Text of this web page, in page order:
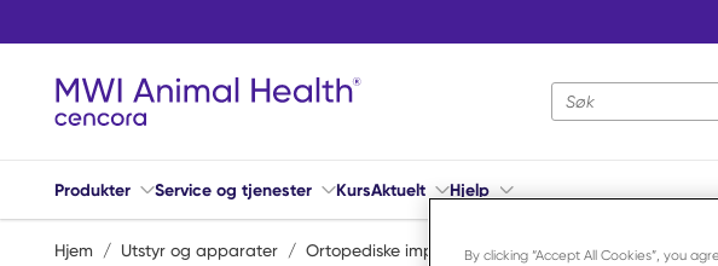
Nettstedsøk
Produkter Service og tjenester KursAktuelt Hjelp
Hjem / Utstyr og apparater / Ortopediske implantater / Margnagle /
By clicking “Accept All Cookies”, you